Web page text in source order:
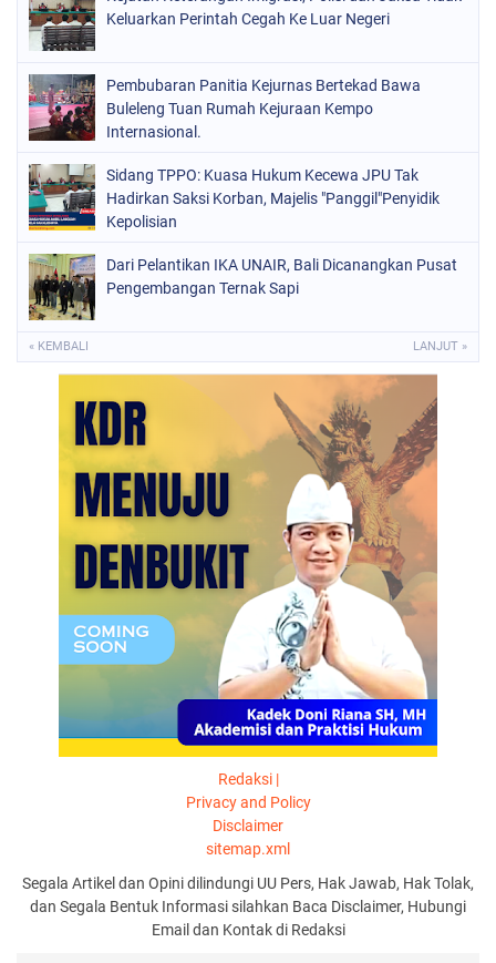
Keluarkan Perintah Cegah Ke Luar Negeri
Pembubaran Panitia Kejurnas Bertekad Bawa
Buleleng Tuan Rumah Kejuraan Kempo
Internasional.
Sidang TPPO: Kuasa Hukum Kecewa JPU Tak
Hadirkan Saksi Korban, Majelis "Panggil"Penyidik
Kepolisian
Dari Pelantikan IKA UNAIR, Bali Dicanangkan Pusat
Pengembangan Ternak Sapi
« KEMBALI LANJUT »
Redaksi |
Privacy and Policy
Disclaimer
sitemap.xml
Segala Artikel dan Opini dilindungi UU Pers, Hak Jawab, Hak Tolak,
dan Segala Bentuk Informasi silahkan Baca Disclaimer, Hubungi
Email dan Kontak di Redaksi